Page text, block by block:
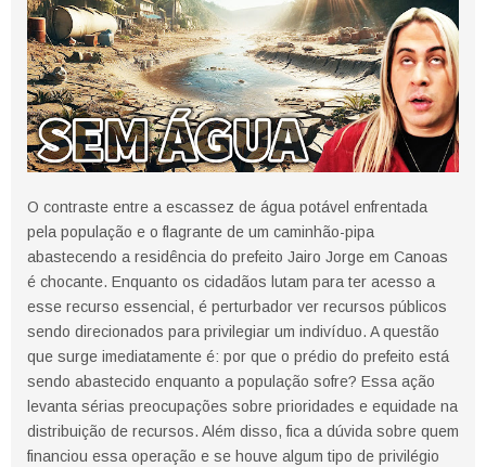
O contraste entre a escassez de água potável enfrentada
pela população e o flagrante de um caminhão-pipa
abastecendo a residência do prefeito Jairo Jorge em Canoas
é chocante. Enquanto os cidadãos lutam para ter acesso a
esse recurso essencial, é perturbador ver recursos públicos
sendo direcionados para privilegiar um indivíduo. A questão
que surge imediatamente é: por que o prédio do prefeito está
sendo abastecido enquanto a população sofre? Essa ação
levanta sérias preocupações sobre prioridades e equidade na
distribuição de recursos. Além disso, fica a dúvida sobre quem
financiou essa operação e se houve algum tipo de privilégio